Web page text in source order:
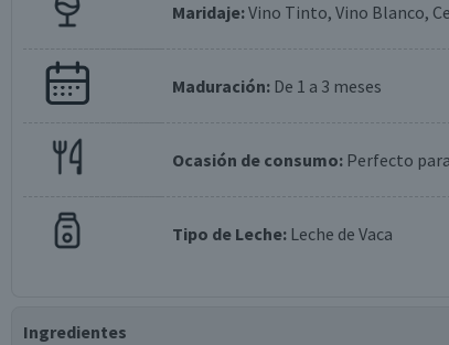
Maridaje:Vino Tinto, Vino Blanco,
Maduración: De 1 a 3 meses
Ocasión de consumo: Perfecto
Tipo de Leche: Leche de Vaca
Ingredientes